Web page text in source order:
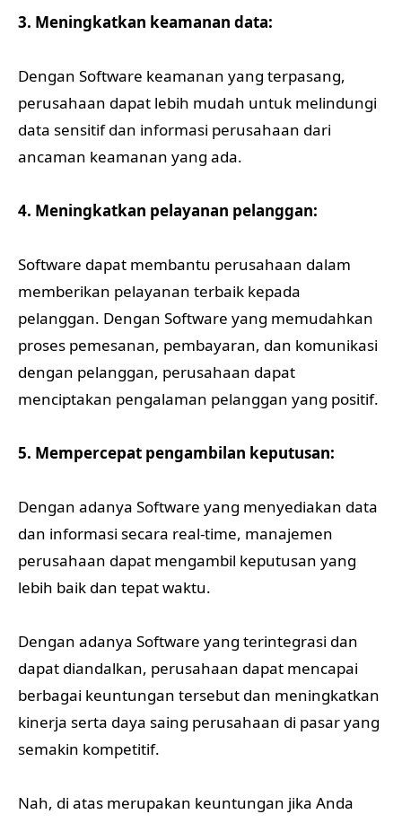
3. Meningkatkan keamanan data:
Dengan Software keamanan yang terpasang,
perusahaan dapat lebih mudah untuk melindungi
data sensitif dan informasi perusahaan dari
ancaman keamanan yang ada.
4. Meningkatkan pelayanan pelanggan:
Software dapat membantu perusahaan dalam
memberikan pelayanan terbaik kepada
pelanggan. Dengan Software yang memudahkan
proses pemesanan, pembayaran, dan komunikasi
dengan pelanggan, perusahaan dapat
menciptakan pengalaman pelanggan yang positif.
5. Mempercepat pengambilan keputusan:
Dengan adanya Software yang menyediakan data
dan informasi secara real-time, manajemen
perusahaan dapat mengambil keputusan yang
lebih baik dan tepat waktu.
Dengan adanya Software yang terintegrasi dan
dapat diandalkan, perusahaan dapat mencapai
berbagai keuntungan tersebut dan meningkatkan
kinerja serta daya saing perusahaan di pasar yang
semakin kompetitif.
Nah, di atas merupakan keuntungan jika Anda